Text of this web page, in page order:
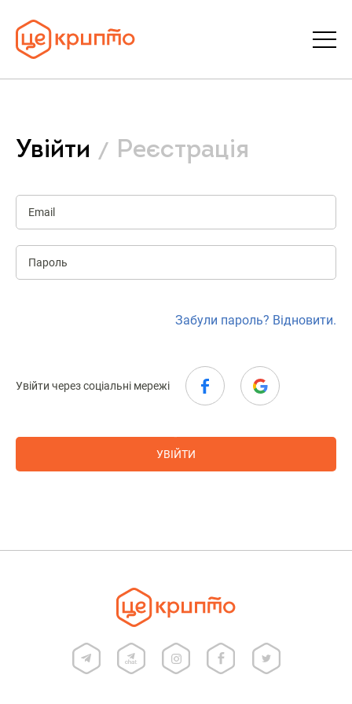
Словник
Про ЦеКрипто
Увійти | Реєстрація
Увійти Реєстрація
Забули пароль? Відновити.
Увійти через соціальні мережі
УВІЙТИ